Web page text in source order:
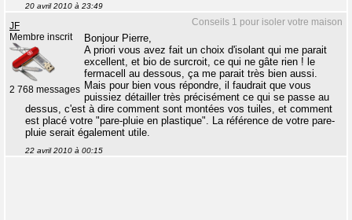
20 avril 2010 à 23:49
Conseils 1 pour isoler votre maison
JF
Membre inscrit
2 768 messages
Bonjour Pierre,
A priori vous avez fait un choix d'isolant qui me parait
excellent, et bio de surcroit, ce qui ne gâte rien ! le
fermacell au dessous, ça me parait très bien aussi.
Mais pour bien vous répondre, il faudrait que vous
puissiez détailler très précisément ce qui se passe au
dessus, c'est à dire comment sont montées vos tuiles, et comment
est placé votre "pare-pluie en plastique". La référence de votre pare-
pluie serait également utile.
22 avril 2010 à 00:15